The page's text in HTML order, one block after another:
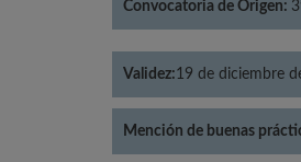
Convocatoria de Origen:
Validez:19 de diciembre
Mención de buenas